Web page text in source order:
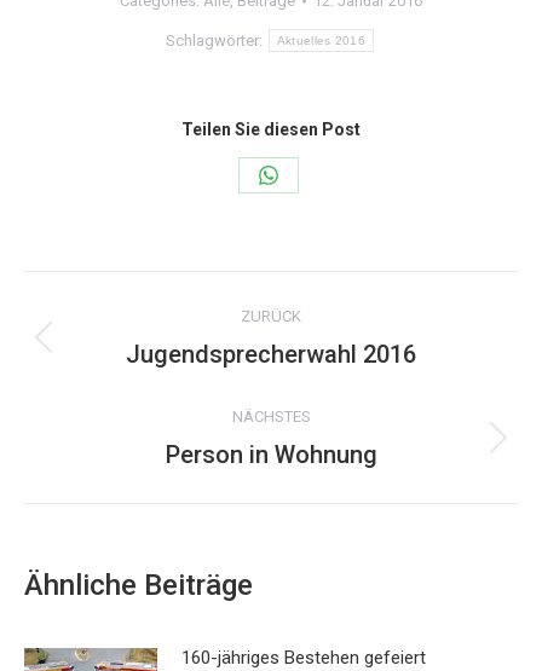
Schlagwörter: Aktuelles 2016
Teilen Sie diesen Post
Share
WhatsApp
Kommentarnavigation
ZURÜCK
Vorheriger
Jugendsprecherwahl 2016
NÄCHSTES
Nächster
Person in Wohnung
Ähnliche Beiträge
160-jähriges Bestehen gefeiert